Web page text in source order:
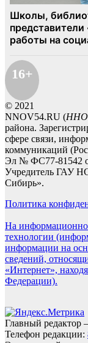
16+
© 2021
NNOV54.RU (
района.
сфере связи,
коммуникаций
Эл № ФС77-81542
Учредитель ГАУ
Сибирь».
Политика
На
технологии
информации на
сведений,
«Интернет»,
Федерации).
Главный редактор
Телефон редакции: